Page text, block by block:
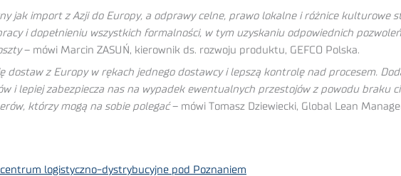
jak import z Azji do Europy, a odprawy celne, prawo lokalne i różnice kulturowe
i dopełnieniu wszystkich formalności, w tym uzyskaniu odpowiednich
– mówi Marcin ZASUŃ, kierownik ds. rozwoju produktu, GEFCO Polska.
dostaw z Europy w rękach jednego dostawcy i lepszą kontrolę nad procesem.
i lepiej zabezpiecza nas na wypadek ewentualnych przestojów z powodu braku
którzy mogą na sobie polegać– mówi Tomasz Dziewiecki, Global Lean
logistyczno-dystrybucyjne pod Poznaniem